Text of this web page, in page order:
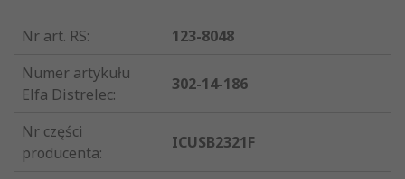
Nr art. RS:
123-8048
Numer artykułu
Elfa Distrelec:
302-14-186
Nr części
producenta:
ICUSB2321F